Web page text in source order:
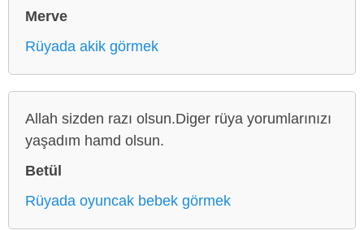
Merve
Rüyada akik görmek
Allah sizden razı olsun.Diger rüya yorumlarınızı
yaşadım hamd olsun.
Betül
Rüyada oyuncak bebek görmek